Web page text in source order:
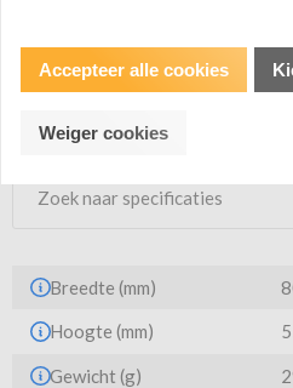
een gehydrateerde huid Geur:
van 250 ml
Productspecificatie
Breedte (mm)
Hoogte (mm)
Gewicht (g)
Accepteer alle cookies
Weiger cookies